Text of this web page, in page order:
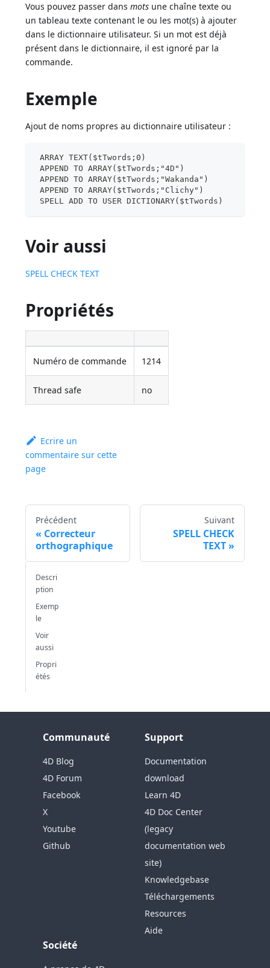
Vous pouvez passer dansmots une chaîne texte ou
un tableau texte contenant le ou les mot(s) à ajouter
dans le dictionnaire utilisateur. Si un mot est déjà
présent dans le dictionnaire, il est ignoré par la
commande.
Exemple
Ajout de noms propres au dictionnaire utilisateur :
ARRAY TEXT($tTwords;0)
APPEND TO ARRAY($tTwords;"4D")
APPEND TO ARRAY($tTwords;"Wakanda")
APPEND TO ARRAY($tTwords;"Clichy")
SPELL ADD TO USER DICTIONARY($tTwords)
Voir aussi
SPELL CHECK TEXT
Propriétés
Numéro de commande 1214
Thread safe no
Ecrire un
commentaire sur cette
page
Précédent
Correcteur
orthographique
Suivant
SPELL CHECK
TEXT
Descri
ption
Exemp
le
Voir
aussi
Propri
étés
Communauté
4D Blog
4D Forum
Facebook
X
Youtube
Github
Support
Documentation
download
Learn 4D
4D Doc Center
(legacy
documentation web
site)
Knowledgebase
Téléchargements
Resources
Aide
Société